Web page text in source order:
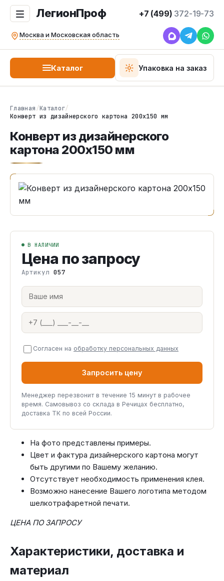
ЛегионПроф
Москва и Московская область
+7 (499) 372-19-73
Каталог Упаковка на заказ
Главная/Каталог/
Конверт из дизайнерского картона 200х150 мм
Конверт из дизайнерского
картона 200х150 мм
В НАЛИЧИИ
Цена по запросу
Артикул 057
Согласен на обработку персональных данных
Запросить цену
Менеджер перезвонит в течение 15 минут в рабочее
время. Самовывоз со склада в Речицах бесплатно,
доставка ТК по всей России.
На фото представлены примеры.
Цвет и фактура дизайнерского картона могут
быть другими по Вашему желанию.
Отсутствует необходимость применения клея.
Возможно нанесение Вашего логотипа методом
шелкотрафаретной печати.
ЦЕНА ПО ЗАПРОСУ
Характеристики, доставка и
материал